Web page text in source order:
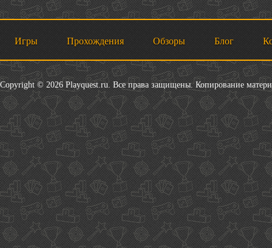
Игры Прохождения Обзоры Блог
Copyright © 2026 Playquest.ru. Все права защищены. Копирование